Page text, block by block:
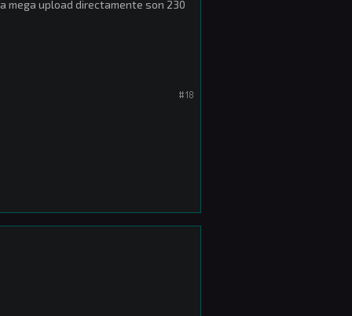
mega upload directamente son 230
#18